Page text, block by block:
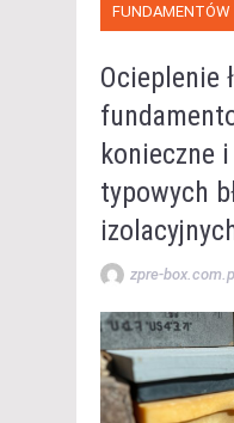
FUNDAMENTÓW
Ocieplenie
konieczne
typowych
zpre-